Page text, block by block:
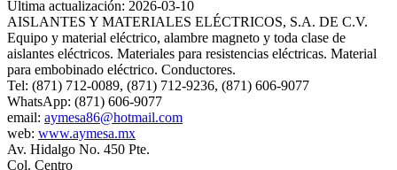
Ultima actualización: 2026-03-10
AISLANTES Y MATERIALES ELÉCTRICOS, S.A. DE C.V.
Equipo y material eléctrico, alambre magneto y toda clase de
aislantes eléctricos. Materiales para resistencias eléctricas. Material
para embobinado eléctrico. Conductores.
Tel: (871) 712-0089, (871) 712-9236, (871) 606-9077
WhatsApp: (871) 606-9077
email: aymesa86@hotmail.com
web: www.aymesa.mx
Av. Hidalgo No. 450 Pte.
Col. Centro